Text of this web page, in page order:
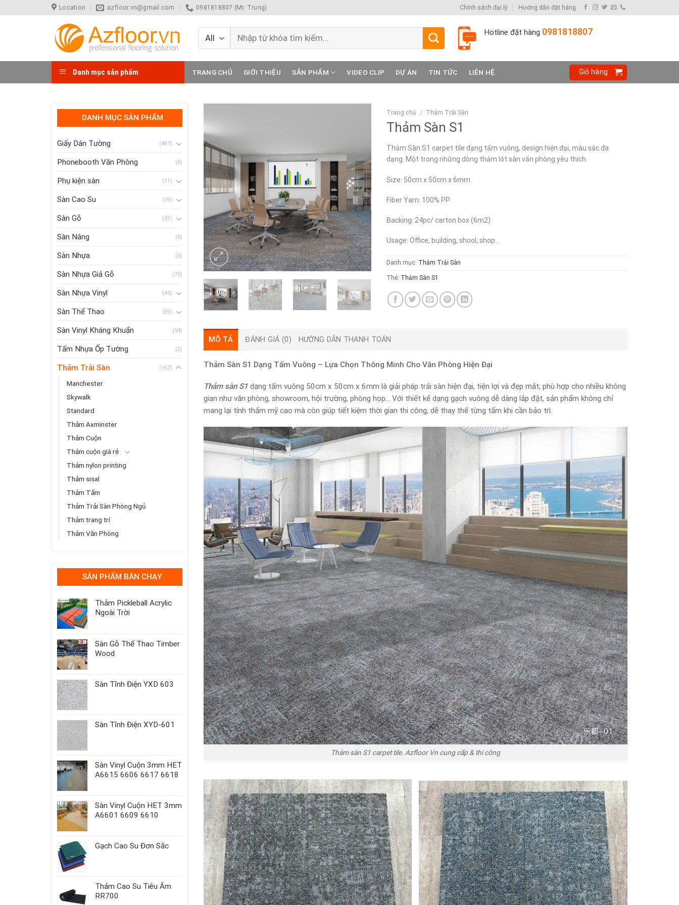
to
Location azfloor.vn@gmail.com 0981818807 (Mr. Trung) Chính sách đại lý Hướng dẫn đặt hàng
Tìm
kiếm:
Hotline đặt hàng 0981818807
Danh mục sản phẩm TRANG CHỦ GIỚI THIỆU SẢN PHẨM VIDEO CLIP DỰ ÁN TIN TỨC LIÊN HỆ Giỏ hàng
DANH MỤC SẢN PHẨM
Giấy Dán Tường (497)
Phonebooth Văn Phòng (6)
Phụ kiện sàn (11)
Sàn Cao Su (19)
Sàn Gỗ (51)
Sàn Nâng (6)
Sàn Nhựa (3)
Sàn Nhựa Giả Gỗ (73)
Sàn Nhựa Vinyl (45)
Sàn Thể Thao (39)
Sàn Vinyl Kháng Khuẩn (54)
Tấm Nhựa Ốp Tường (2)
Thảm Trải Sàn (167)
Manchester
Skywalk
Standard
Thảm Axminster
Thảm Cuộn
Thảm cuộn giá rẻ
Thảm nylon printing
Thảm sisal
Thảm Tấm
Thảm Trải Sàn Phòng Ngủ
Thảm trang trí
Thảm Văn Phòng
SẢN PHẨM BÁN CHẠY
Thảm Pickleball Acrylic
Ngoài Trời
Sàn Gỗ Thể Thao Timber
Wood
Sàn Tĩnh Điện YXD 603
Sàn Tĩnh Điện XYD-601
Sàn Vinyl Cuộn 3mm HET
A6615 6606 6617 6618
Sàn Vinyl Cuộn HET 3mm
A6601 6609 6610
Gạch Cao Su Đơn Sắc
Thảm Cao Su Tiêu Âm
RR700
Trang chủ / Thảm Trải Sàn
Thảm Sàn S1
Thảm Sàn S1 carpet tile dạng tấm vuông, design hiện đại, màu sắc đa
dạng. Một trong những dòng thảm lót sàn văn phòng yêu thích.
Size: 50cm x 50cm x 6mm
Fiber Yarn: 100% PP
Backing: 24pc/ carton box (6m2)
Usage: Office, building, shool, shop…
Danh mục: Thảm Trải Sàn
Thẻ: Thảm Sàn S1
MÔ TẢ ĐÁNH GIÁ (0) HƯỚNG DẪN THANH TOÁN
Thảm Sàn S1 Dạng Tấm Vuông – Lựa Chọn Thông Minh Cho Văn Phòng Hiện Đại
Thảm sàn S1 dạng tấm vuông 50cm x 50cm x 6mm là giải pháp trải sàn hiện đại, tiện lợi và đẹp mắt, phù hợp cho nhiều không
gian như văn phòng, showroom, hội trường, phòng họp… Với thiết kế dạng gạch vuông dễ dàng lắp đặt, sản phẩm không chỉ
mang lại tính thẩm mỹ cao mà còn giúp tiết kiệm thời gian thi công, dễ thay thế từng tấm khi cần bảo trì.
Thảm sàn S1 carpet tile. Azfloor Vn cung cấp & thi công